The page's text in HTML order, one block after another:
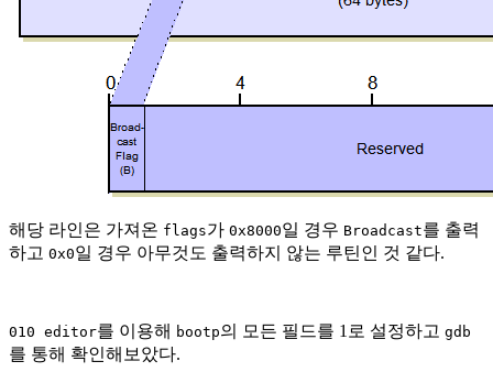
해당 라인은 가져온 flags가 0x8000일 경우 Broadcast를 출력
하고 0x0일 경우 아무것도 출력하지 않는 루틴인 것 같다.
010 editor를 이용해 bootp의 모든 필드를 1로 설정하고 gdb
를 통해 확인해보았다.